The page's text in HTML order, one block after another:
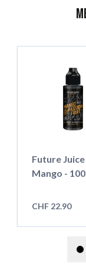
Future Juice
Mango -
CHF 22.90